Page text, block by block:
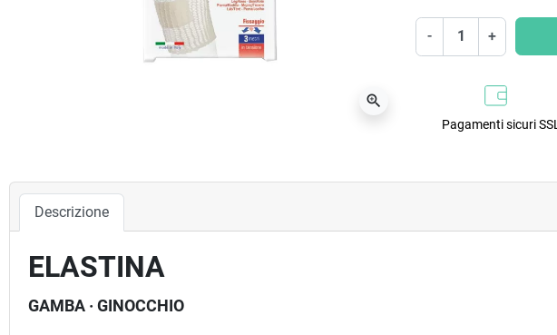
zoom_in
- +
Pagamenti sicuri SSL
Descrizione
ELASTINA
GAMBA · GINOCCHIO